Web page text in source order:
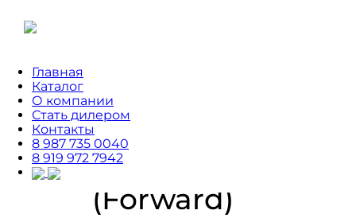
Главная
Каталог
О компании
Стать дилером
Контакты
8 987 735 0040
8 919 972 7942
Главная›
Форвард (Forward)
Форвард
(Forward)